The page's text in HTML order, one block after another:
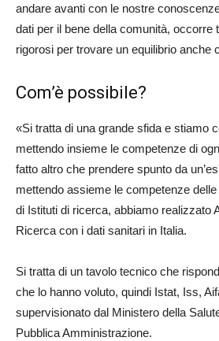
andare avanti con le nostre
dati per il bene della comunità, occorre
rigorosi per trovare un equilibrio anche
Com’è possibile?
«Si tratta di una grande sfida e stiamo
mettendo insieme le competenze di
fatto altro che prendere spunto da
mettendo assieme le competenze
di Istituti di ricerca, abbiamo realizzato
Ricerca con i dati sanitari in Italia.
Si tratta di un tavolo tecnico che
che lo hanno voluto, quindi Istat, Iss,
supervisionato dal Ministero della
Pubblica Amministrazione.